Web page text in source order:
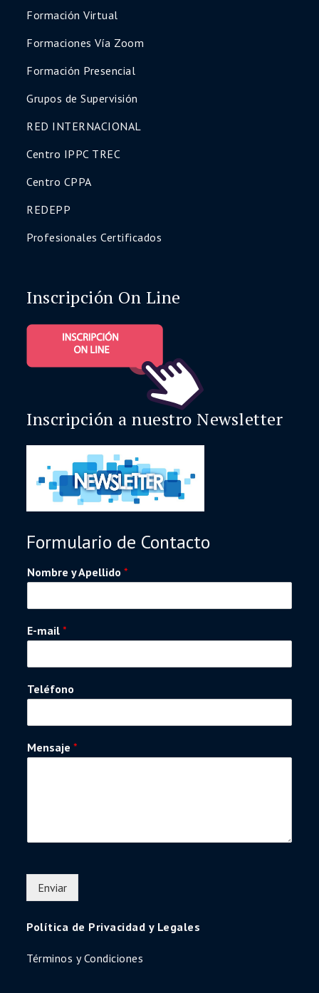
Formación Virtual
Formaciones Vía Zoom
Formación Presencial
Grupos de Supervisión
RED INTERNACIONAL
Centro IPPC TREC
Centro CPPA
REDEPP
Profesionales Certificados
Inscripción On Line
Inscripción a nuestro Newsletter
Formulario de Contacto
Nombre y Apellido*
E-mail*
Teléfono
Mensaje*
Enviar
Política de Privacidad y Legales
Términos y Condiciones